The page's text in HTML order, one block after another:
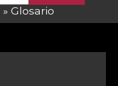
» Glosario